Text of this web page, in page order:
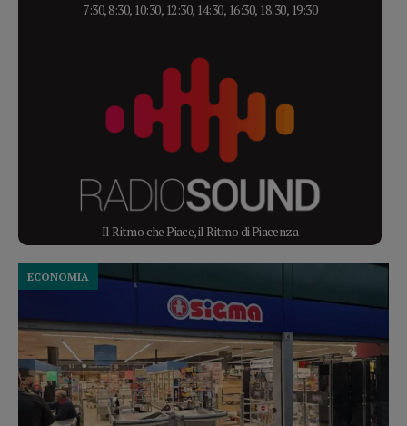
7:30, 8:30, 10:30, 12:30, 14:30, 16:30, 18:30, 19:30
Il Ritmo che Piace, il Ritmo di Piacenza
ECONOMIA